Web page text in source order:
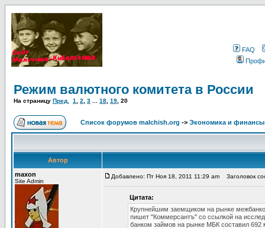
FAQ
Режим валютного комитета в России
На страницу Пред. 1 2 3 18 19 20
Список форумов malchish.org -> Экономика и финансы
Автор
maxon
Site Admin
Добавлено: Пт Ноя 18, 2011 11:29 am Заголовок
Цитата:
Крупнейшим заемщиком на рынке
пишет "Коммерсантъ" со ссылкой на
банком займов на рынке МБК составил 692